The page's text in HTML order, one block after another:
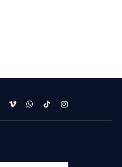
VimeoWhatsApp
TikTokInstagram